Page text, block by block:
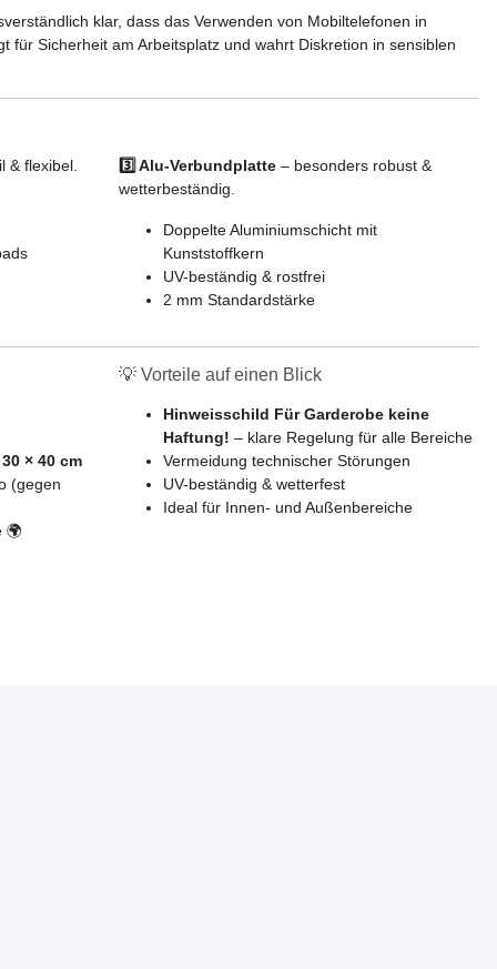
klar, dass das Verwenden von Mobiltelefonen in
Sicherheit am Arbeitsplatz und wahrt Diskretion in sensiblen
& flexibel. 3️⃣ Alu-Verbundplatte– besonders robust &
wetterbeständig.
Doppelte Aluminiumschicht mit
Kunststoffkern
UV-beständig & rostfrei
2 mm Standardstärke
× 40 cm
(gegen
🌍
💡 Vorteile auf einen Blick
Hinweisschild Für Garderobe keine
Haftung! – klare Regelung für alle Bereiche
Vermeidung technischer Störungen
UV-beständig & wetterfest
Ideal für Innen- und Außenbereiche